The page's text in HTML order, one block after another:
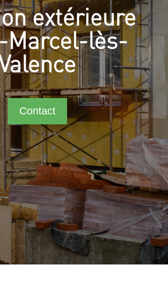
extérieure
Marcel-lès-
Contact